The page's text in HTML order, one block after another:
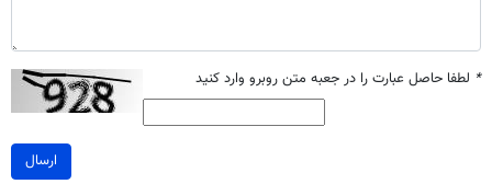
* لطفا حاصل عبارت را در جعبه متن روبرو وارد کنید
ارسال